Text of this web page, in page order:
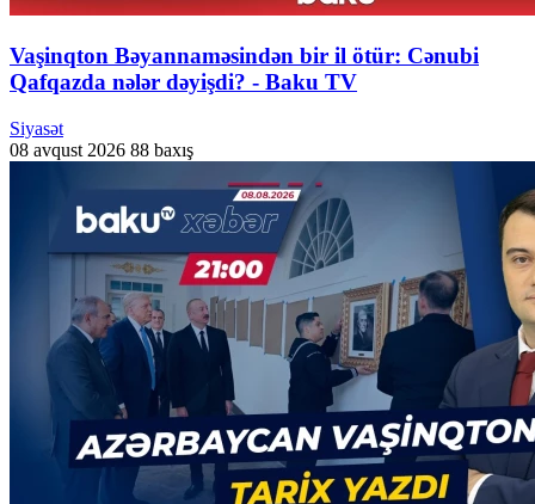
Vaşinqton Bəyannaməsindən bir il ötür: Cənubi
Qafqazda nələr dəyişdi? - Baku TV
Siyasət
08 avqust 2026 88 baxış